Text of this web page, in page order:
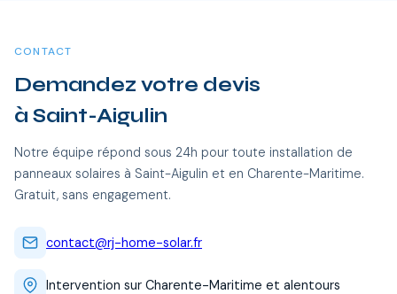
CONTACT
Demandez votre devis
à Saint-Aigulin
Notre équipe répond sous 24h pour toute installation de
panneaux solaires à Saint-Aigulin et en Charente-Maritime.
Gratuit, sans engagement.
contact@rj-home-solar.fr
Intervention sur Charente-Maritime et alentours